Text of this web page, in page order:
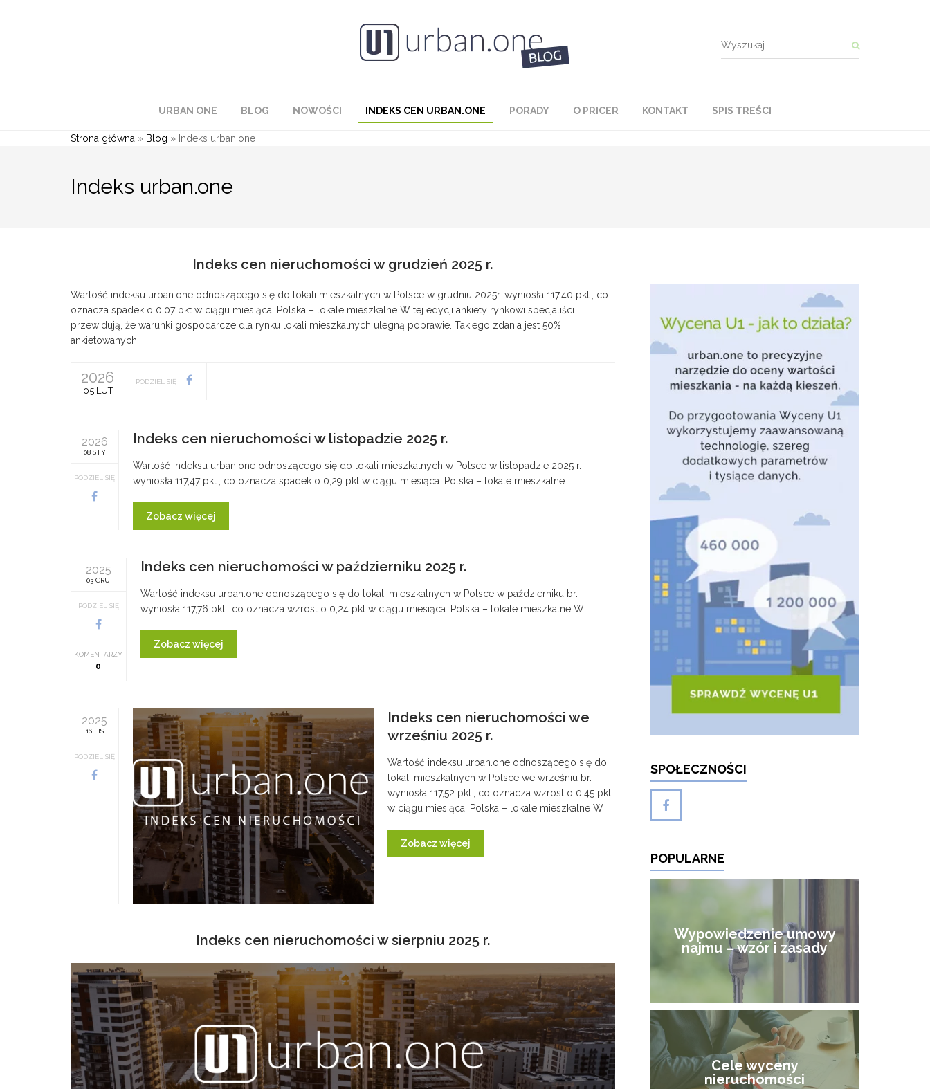
URBAN ONE BLOG NOWOŚCI INDEKS CEN URBAN.ONE PORADY O PRICER KONTAKT SPIS TREŚCI
Strona główna » Blog » Indeks urban.one
Indeks urban.one
Indeks cen nieruchomości w grudzień 2025 r.
Wartość indeksu urban.one odnoszącego się do lokali mieszkalnych w Polsce w grudniu 2025r. wyniosła 117,40 pkt., co
oznacza spadek o 0,07 pkt w ciągu miesiąca. Polska – lokale mieszkalne W tej edycji ankiety rynkowi specjaliści
przewidują, że warunki gospodarcze dla rynku lokali mieszkalnych ulegną poprawie. Takiego zdania jest 50%
ankietowanych.
2026
05 LUT
PODZIEL SIĘ
2026
08 STY
PODZIEL SIĘ
Indeks cen nieruchomości w listopadzie 2025 r.
Wartość indeksu urban.one odnoszącego się do lokali mieszkalnych w Polsce w listopadzie 2025 r.
wyniosła 117,47 pkt., co oznacza spadek o 0,29 pkt w ciągu miesiąca. Polska – lokale mieszkalne
Zobacz więcej
2025
03 GRU
PODZIEL SIĘ
KOMENTARZY
0
Indeks cen nieruchomości w październiku 2025 r.
Wartość indeksu urban.one odnoszącego się do lokali mieszkalnych w Polsce w październiku br.
wyniosła 117,76 pkt., co oznacza wzrost o 0,24 pkt w ciągu miesiąca. Polska – lokale mieszkalne W
Zobacz więcej
2025
16 LIS
PODZIEL SIĘ
Indeks cen nieruchomości we
wrześniu 2025 r.
Wartość indeksu urban.one odnoszącego się do
lokali mieszkalnych w Polsce we wrześniu br.
wyniosła 117,52 pkt., co oznacza wzrost o 0,45 pkt
w ciągu miesiąca. Polska – lokale mieszkalne W
Zobacz więcej
Indeks cen nieruchomości w sierpniu 2025 r.
SPOŁECZNOŚCI
POPULARNE
Wypowiedzenie umowy
najmu – wzór i zasady
Cele wyceny
nieruchomości